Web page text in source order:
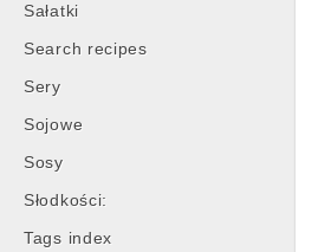
Sałatki
Search recipes
Sery
Sojowe
Sosy
Słodkości:
Tags index